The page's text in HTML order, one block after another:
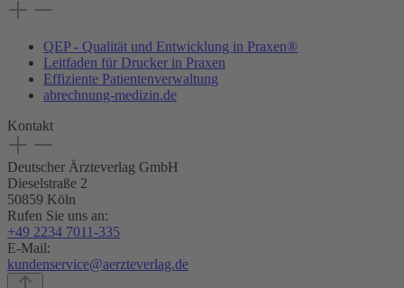
QEP - Qualität und Entwicklung in Praxen®
Leitfaden für Drucker in Praxen
Effiziente Patientenverwaltung
abrechnung-medizin.de
Kontakt
Deutscher Ärzteverlag GmbH
Dieselstraße 2
50859 Köln
Rufen Sie uns an:
+49 2234 7011-335
E-Mail:
kundenservice@aerzteverlag.de